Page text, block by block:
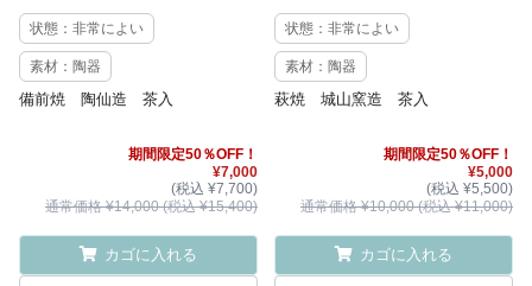
状態：非常によい
素材：陶器
備前焼 陶仙造 茶入
期間限定50％OFF！
¥7,000
(税込 ¥7,700)
通常価格 ¥14,000 (税込 ¥15,400)
カゴに入れる
状態：非常によい
素材：陶器
萩焼 城山窯造 茶入
期間限定50％OFF！
¥5,000
(税込 ¥5,500)
通常価格 ¥10,000 (税込 ¥11,000)
カゴに入れる